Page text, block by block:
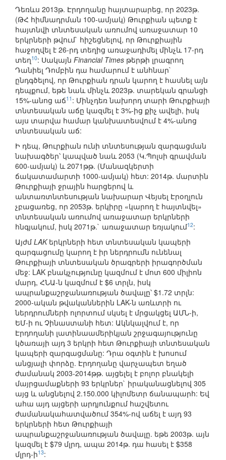
Դեռևս 2013թ. Էրդողանը հայտարարեց, որ 2023թ.
(ԹՀ հիմնադրման 100-ամյակ) Թուրքիան պետք է
հայտնվի տնտեսական առումով առաջատար 10
երկրների թվում` հիշեցնելով, որ Թուրքիային
հաջողվել է 26-րդ տեղից առաջադիմել մինչև 17-րդ
տեղ10: Սակայն Financial Times թերթի լրագրող
Դանիել Դոմբին դա համարում է անհնար`
ընդգծելով, որ Թուրքիան դրան կարող է հասնել այն
դեպքում, եթե նաև մինչև 2023թ. տարեկան գրանցի
15%-անոց աճ11 : Մինչդեռ նախորդ տարի Թուրքիայի
տնտեսական աճը կազմել է 3%-ից քիչ ավելի, իսկ
այս տարվա համար կանխատեսվում է 4%-անոց
տնտեսական աճ:
Ի դեպ, Թուրքիան ունի տնտեսության զարգացման
նախագծեր՝ կապված նաև 2053 (Կ.Պոլսի գրավման
600-ամյակ) և 2071թթ. (Մանազկերտի
ճակատամարտի 1000-ամյակ) հետ: 2014թ. մարտին
Թուրքիայի ջրային հարցերով և
անտառտնտեսության նախարար Վեյսել Էրօղլուն
չբացառեց, որ 2053թ. երկիրը «կարող է հայտնվել»
տնտեսական առումով առաջատար երկրների
հնգյակում, իսկ 2071թ.` առաջատար եռյակում12:
Այժմ LAKերկրների հետ տնտեսական կապերի
զարգացումը կարող է իր ներդրումն ունենալ
Թուրքիայի տնտեսական ծրագրերի իրագործման
մեջ: LAK բնակչությունը կազմում է մոտ 600 միլիոն
մարդ, ՀՆԱ-ն կազմում է $6 տրլն, իսկ
ապրանքաշրջանառության ծավալը՝ $1.72 տրլն:
2000-ական թվականներին LAK-ն առևտրի ու
ներդրումների ոլորտում սկսել է մրցակցել ԱՄՆ-ի,
ԵՄ-ի ու Չինաստանի հետ: Ակնկալվում է, որ
Էրդողանի լատինաամերիկյան շրջագայությունը
կծառայի այդ 3 երկրի հետ Թուրքիայի տնտեսական
կապերի զարգացմանը: Դրա օգտին է խոսում
անցյալի փորձը. Էրդողանը վարչապետ եղած
ժամանակ 2003-2014թթ. այցելել է բոլոր բնակելի
մայրցամաքների 93 երկրներ` իրականացնելով 305
այց և անցնելով 2.150.000 կիլոմետր ճանապարհ: Եվ
ահա այդ այցերի արդյունքում հաշվետու
ժամանակահատվածում 354%-ով աճել է այդ 93
երկրների հետ Թուրքիայի
ապրանքաշրջանառության ծավալը. եթե 2003թ. այն
կազմել է $79 մլրդ, ապա 2014թ. դա հասել է $358
մլրդ-ի13: